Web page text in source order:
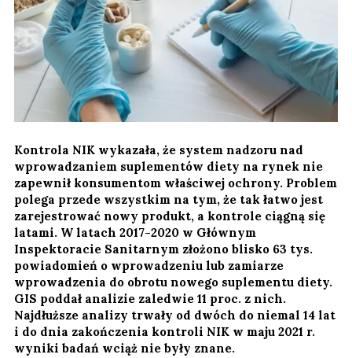
Kontrola NIK wykazała, że system nadzoru nad
wprowadzaniem suplementów diety na rynek nie
zapewnił konsumentom właściwej ochrony. Problem
polega przede wszystkim na tym, że tak łatwo jest
zarejestrować nowy produkt, a kontrole ciągną się
latami. W latach 2017-2020 w Głównym
Inspektoracie Sanitarnym złożono blisko 63 tys.
powiadomień o wprowadzeniu lub zamiarze
wprowadzenia do obrotu nowego suplementu diety.
GIS poddał analizie zaledwie 11 proc. z nich.
Najdłuższe analizy trwały od dwóch do niemal 14 lat
i do dnia zakończenia kontroli NIK w maju 2021 r.
wyniki badań wciąż nie były znane.